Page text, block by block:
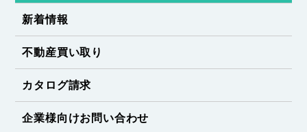
新着情報
不動産買い取り
カタログ請求
企業様向けお問い合わせ